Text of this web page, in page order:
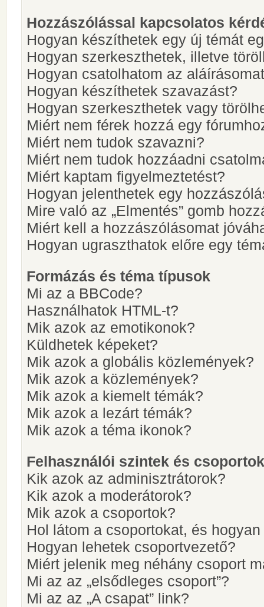
Hozzászólással kapcsolatos
Hogyan készíthetek egy új témát
Hogyan szerkeszthetek, illetve
Hogyan csatolhatom az
Hogyan készíthetek szavazást?
Hogyan szerkeszthetek vagy
Miért nem férek hozzá egy
Miért nem tudok szavazni?
Miért nem tudok hozzáadni
Miért kaptam figyelmeztetést?
Hogyan jelenthetek egy
Mire való az „Elmentés” gomb
Miért kell a hozzászólásomat
Hogyan ugraszthatok előre egy
Formázás és téma típusok
Mi az a BBCode?
Használhatok HTML-t?
Mik azok az emotikonok?
Küldhetek képeket?
Mik azok a globális közlemények?
Mik azok a közlemények?
Mik azok a kiemelt témák?
Mik azok a lezárt témák?
Mik azok a téma ikonok?
Felhasználói szintek és csoportok
Kik azok az adminisztrátorok?
Kik azok a moderátorok?
Mik azok a csoportok?
Hol látom a csoportokat, és
Hogyan lehetek csoportvezető?
Miért jelenik meg néhány csoport
Mi az az „elsődleges csoport”?
Mi az az „A csapat” link?